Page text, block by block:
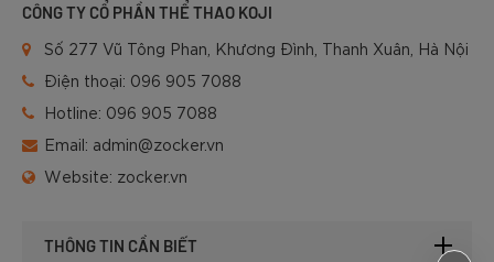
Giày chạy bộ Zocker Speed
CÔNG TY CỔ PHẦN THỂ THAO KOJI
Số 277 Vũ Tông Phan, Khương Đình, Thanh Xuân, Hà Nội
Điện thoại: 096 905 7088
Hotline: 096 905 7088
Email: admin@zocker.vn
Website: zocker.vn
THÔNG TIN CẦN BIẾT